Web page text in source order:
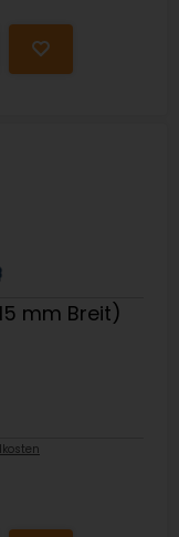
mm Breit)